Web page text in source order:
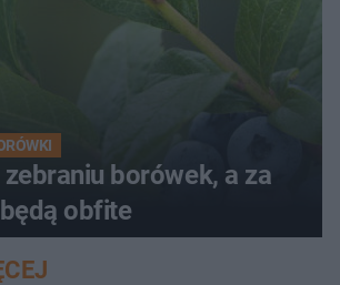
borówek, a za
obfite